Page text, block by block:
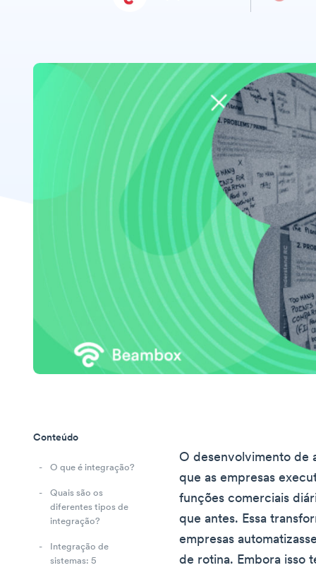
Conteúdo
O que é integração?
Quais são os
diferentes tipos de
integração?
Integração de
sistemas: 5
O desenvolvimento de
que as empresas
funções comerciais
que antes. Essa
empresas
de rotina. Embora isso